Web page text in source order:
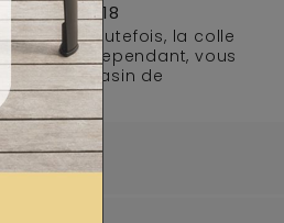
19/03/2018
toutefois, la colle
Cependant, vous
ou magasin de